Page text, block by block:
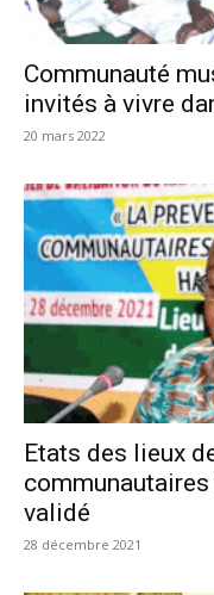
Communauté
invités à vivre
20 mars 2022
Etats des lieux
communautaires
validé
28 décembre 2021